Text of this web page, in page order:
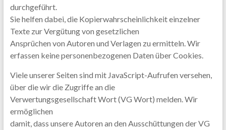
durchgeführt.
Sie helfen dabei, die Kopierwahrscheinlichkeit einzelner
Texte zur Vergütung von gesetzlichen
Ansprüchen von Autoren und Verlagen zu ermitteln. Wir
erfassen keine personenbezogenen Daten über Cookies.
Viele unserer Seiten sind mit JavaScript-Aufrufen versehen,
über die wir die Zugriffe an die
Verwertungsgesellschaft Wort (VG Wort) melden. Wir
ermöglichen
damit, dass unsere Autoren an den Ausschüttungen der VG